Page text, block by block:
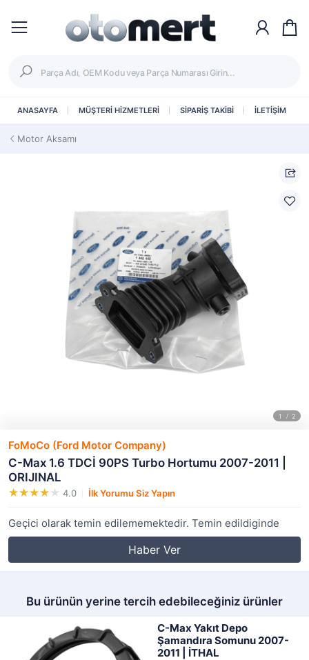
ANASAYFA MÜŞTERİ HİZMETLERİ SİPARİŞ TAKİBİ İLETİŞİM
Motor Aksamı
FoMoCo (Ford Motor Company)
C-Max 1.6 TDCİ 90PS Turbo Hortumu 2007-2011 |
ORIJINAL
4.0 İlk Yorumu Siz Yapın
Geçici olarak temin edilememektedir. Temin edildiginde
Haber Ver
Bu ürünün yerine tercih edebileceğiniz ürünler
C-Max Yakıt Depo
Şamandıra Somunu 2007-
2011 | İTHAL